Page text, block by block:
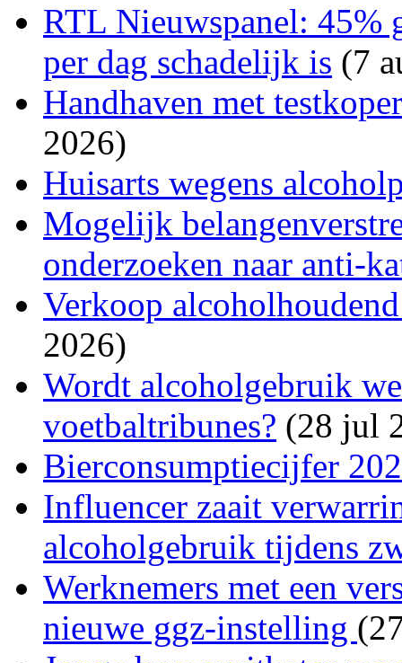
RTL Nieuwspanel: 45%
per dag schadelijk is (7
Handhaven met
2026)
Huisarts wegens
Mogelijk
onderzoeken naar anti-
Verkoop
2026)
Wordt alcoholgebruik
voetbaltribunes? (28 jul
Bierconsumptiecijfer
Influencer zaait
alcoholgebruik tijdens
Werknemers met een
nieuwe ggz-instelling